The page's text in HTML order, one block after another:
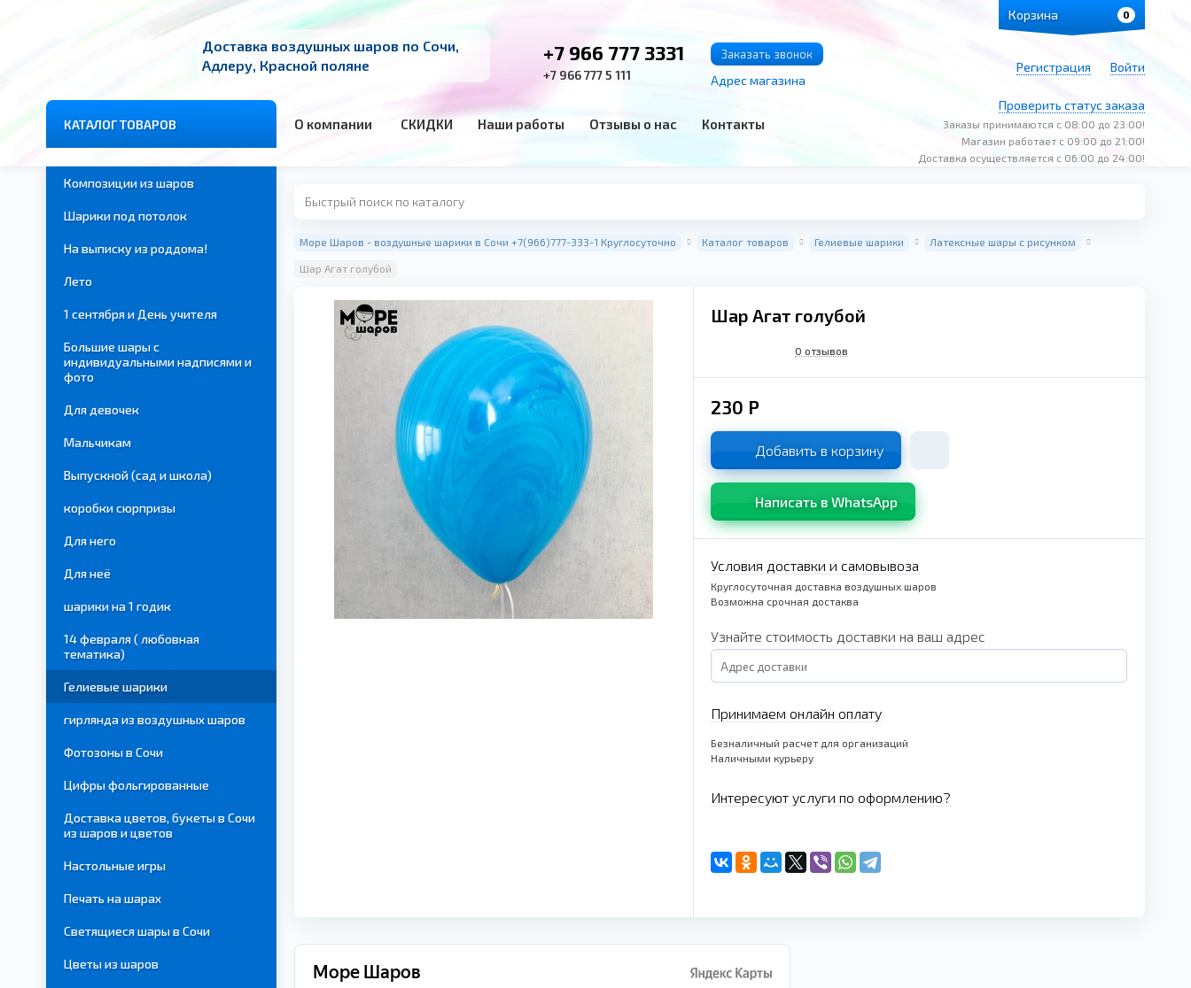
Доставка воздушных шаров по Сочи,
Адлеру, Красной поляне
+7 966 777 3331
+7 966 777 5 111
Заказать звонок
Адрес магазина
Регистрация Войти
КАТАЛОГ ТОВАРОВ О компании СКИДКИ Наши работы Отзывы о нас Контакты
Проверить статус заказа
Заказы принимаются с 08:00 до 23:00!
Магазин работает с 09:00 до 21:00!
Доставка осуществляется с 06:00 до 24:00!
Композиции из шаров
Шарики под потолок
На выписку из роддома!
Лето
1 сентября и День учителя
Большие шары с
индивидуальными надписями и
фото
Для девочек
Мальчикам
Выпускной (сад и школа)
коробки сюрпризы
Для него
Для неё
шарики на 1 годик
14 февраля ( любовная
тематика)
Гелиевые шарики
гирлянда из воздушных шаров
Фотозоны в Сочи
Цифры фольгированные
Доставка цветов, букеты в Сочи
из шаров и цветов
Настольные игры
Печать на шарах
Светящиеся шары в Сочи
Цветы из шаров
Море Шаров - воздушные шарики в Сочи +7(966)777-333-1 Круглосуточно Каталог товаров Гелиевые шарики Латексные шары с рисунком
Шар Агат голубой
Шар Агат голубой
0 отзывов
230 Р
Добавить в корзину
Написать в WhatsApp
Условия доставки и самовывоза
Круглосуточная доставка воздушных шаров
Возможна срочная достаква
Узнайте стоимость доставки на ваш адрес
Принимаем онлайн оплату
Безналичный расчет для организаций
Наличными курьеру
Интересуют услуги по оформлению?
Корзина 0